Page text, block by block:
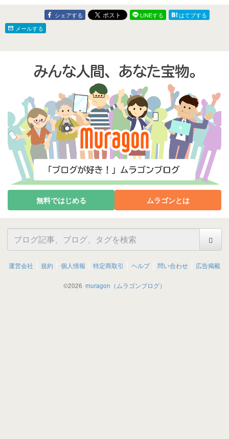
シェアする LINEする
はてブする
メールする
無料ではじめる ムラゴンとは
運営会社 規約 個人情報 特定商取引 ヘルプ 問い合わせ 広告掲載
©2026 muragon（ムラゴンブログ）